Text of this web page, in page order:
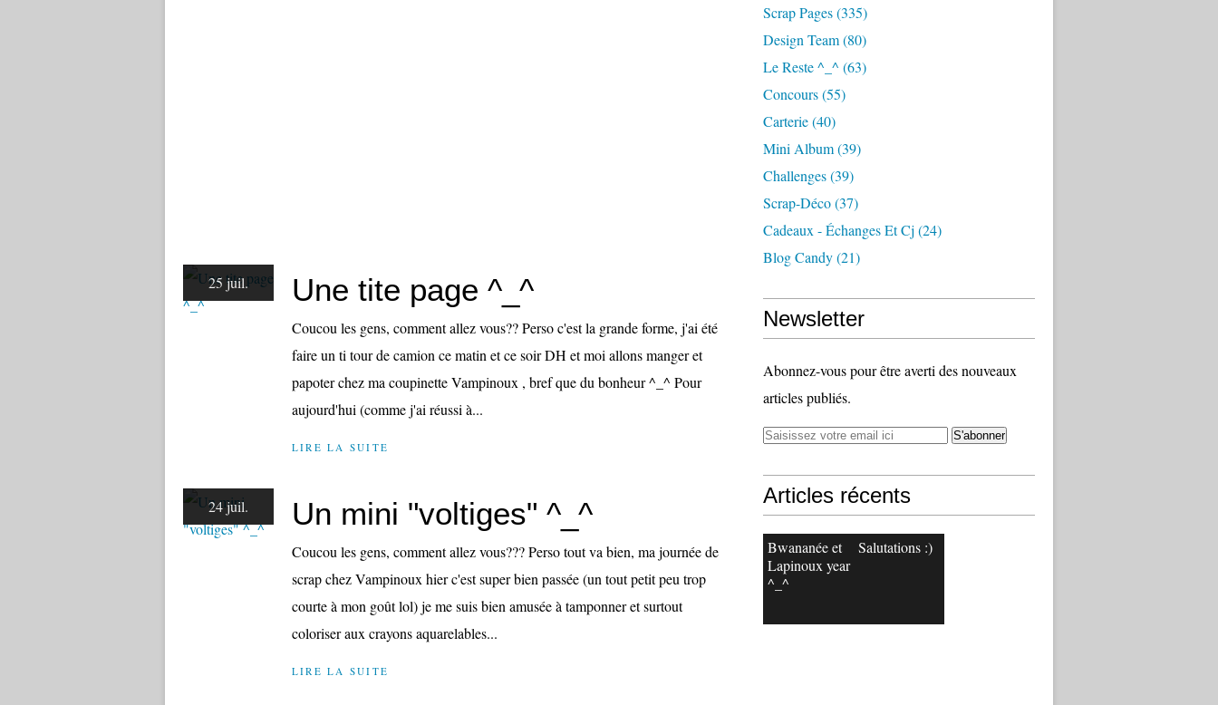
25 juil. Une tite page ^_^
Coucou les gens, comment allez vous?? Perso c'est la grande forme, j'ai été
faire un ti tour de camion ce matin et ce soir DH et moi allons manger et
papoter chez ma coupinette Vampinoux , bref que du bonheur ^_^ Pour
aujourd'hui (comme j'ai réussi à...
LIRE LA SUITE
24 juil. Un mini "voltiges" ^_^
Coucou les gens, comment allez vous??? Perso tout va bien, ma journée de
scrap chez Vampinoux hier c'est super bien passée (un tout petit peu trop
courte à mon goût lol) je me suis bien amusée à tamponner et surtout
coloriser aux crayons aquarelables...
LIRE LA SUITE
Scrap Pages(335)
Design Team(80)
Le Reste ^_^ (63)
Concours(55)
Carterie(40)
Mini Album(39)
Challenges(39)
Scrap-Déco(37)
Cadeaux - Échanges Et Cj (24)
Blog Candy(21)
Newsletter
Abonnez-vous pour être averti des nouveaux
articles publiés.
Articles récents
Bwananée et
Lapinoux year
^_^
Salutations :)